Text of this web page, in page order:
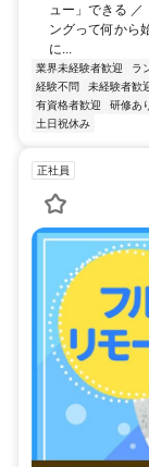
ュー」できる ／
ングって何から
に...
業界未経験者歓迎 ラ
経験不問
未経験者歓
有資格者歓迎
研修あ
土日祝休み
正社員